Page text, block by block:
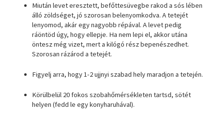
Miután levet eresztett, befőttesüvegbe rakod a sós lében
álló zöldséget, jó szorosan belenyomkodva. A tetejét
lenyomod, akár egy nagyobb répával. A levet pedig
ráöntöd úgy, hogy ellepje. Ha nem lepi el, akkor utána
öntesz még vizet, mert a kilógó rész bepenészedhet.
Szorosan rázárod a tetejét.
Figyelj arra, hogy 1-2 ujjnyi szabad hely maradjon a tetején.
Körülbelül 20 fokos szobahőmérsékleten tartsd, sötét
helyen (fedd le egy konyharuhával).